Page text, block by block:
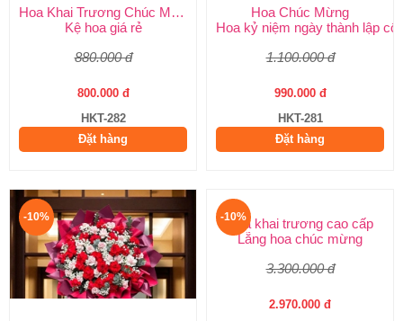
Hoa Khai Trương Chúc Mừng
Kệ hoa giá rẻ
880.000 đ
800.000 đ
HKT-282
Đặt hàng
Hoa Chúc Mừng
Hoa kỷ niệm ngày thành lập
1.100.000 đ
990.000 đ
HKT-281
Đặt hàng
-10% -10%